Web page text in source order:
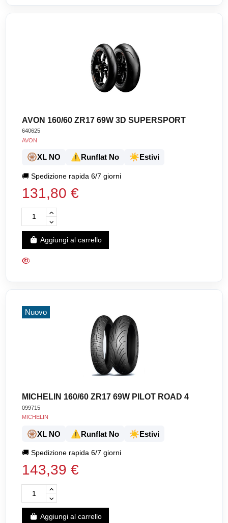
AVON 160/60 ZR17 69W 3D SUPERSPORT
640625
AVON
🛞XL NO ⚠️Runflat No ☀️Estivi
🚚Spedizione rapida 6/7 giorni
131,80 €
Aggiungi al carrello
Nuovo
MICHELIN 160/60 ZR17 69W PILOT ROAD 4
099715
MICHELIN
🛞XL NO ⚠️Runflat No ☀️Estivi
🚚Spedizione rapida 6/7 giorni
143,39 €
Aggiungi al carrello